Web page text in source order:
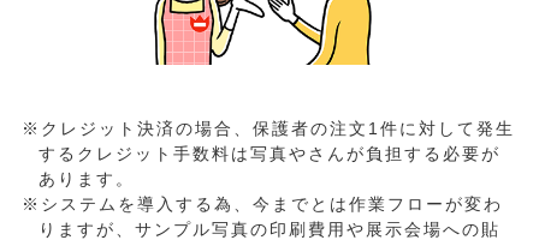
※クレジット決済の場合、保護者の注文1件に対して発生
するクレジット手数料は写真やさんが負担する必要が
あります。
※システムを導入する為、今までとは作業フローが変わ
りますが、サンプル写真の印刷費用や展示会場への貼